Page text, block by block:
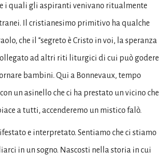
i quali gli aspiranti venivano ritualmente
Il cristianesimo primitivo ha qualche
che il “segreto è Cristo in voi, la speranza
ad altri riti liturgici di cui può godere
bambini. Qui a Bonnevaux, tempo
un asinello che ci ha prestato un vicino che
a tutti, accenderemo un mistico falò.
e interpretato. Sentiamo che ci stiamo
in un sogno. Nascosti nella storia in cui